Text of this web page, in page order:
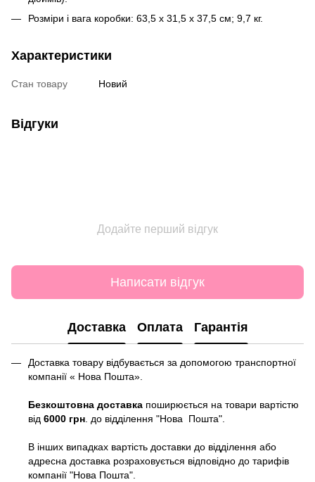
Розміри і вага коробки: 63,5 х 31,5 х 37,5 см; 9,7 кг.
Характеристики
Стан товару Новий
Відгуки
Додайте перший відгук
Написати відгук
Доставка Оплата Гарантія
Доставка товару відбувається за допомогою транспортної
компанії « Нова Пошта».
Безкоштовна доставка поширюється на товари вартістю
від 6000 грн . до відділення "Нова Пошта".
В інших випадках вартість доставки до відділення або
адресна доставка розраховується відповідно до тарифів
компанії "Нова Пошта".